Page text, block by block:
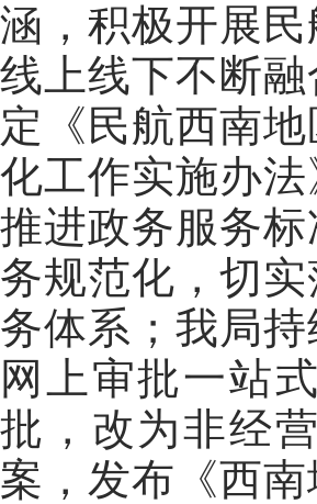
涵，积极开展
线上线下不断
定《民航西南
化工作实施办
推进政务服务
务规范化，切
务体系 ； 我局持
网上审批一站
批，改为非经
案 ， 发布《西